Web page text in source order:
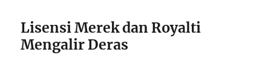
Lisensi Merek dan Royalti
Mengalir Deras